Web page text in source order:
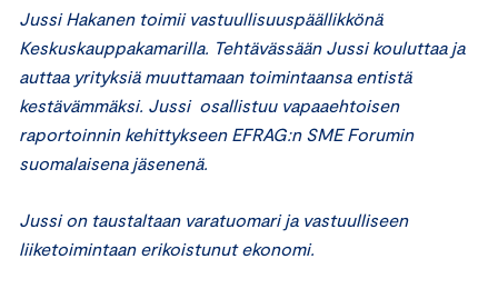
Jussi Hakanen toimii vastuullisuuspäällikkönä
Keskuskauppakamarilla. Tehtävässään Jussi kouluttaa ja
auttaa yrityksiä muuttamaan toimintaansa entistä
kestävämmäksi. Jussi osallistuu vapaaehtoisen
raportoinnin kehittykseen EFRAG:n SME Forumin
suomalaisena jäsenenä.
Jussi on taustaltaan varatuomari ja vastuulliseen
liiketoimintaan erikoistunut ekonomi.